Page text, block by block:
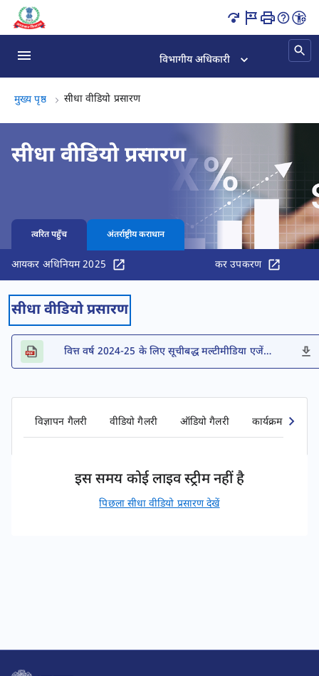
सीधा वीडियो प्रसारण पृष्ठ लोड हो गया
विभागीय अधिकारी
मुख्य पृष्ठ सीधा वीडियो प्रसारणसीधा वीडियो प्रसारण, (2 का 2)
सीधा वीडियो प्रसारण
त्वरित पहुँच अंतर्राष्ट्रीय कराधान
आयकर अधिनियम 2025 कर उपकरण
सीधा वीडियो प्रसारण
वित्त वर्ष 2024-25 के लिए सूचीबद्ध मल्टीमीडिया एजेंसियों की सूची
विज्ञापन गैलरी वीडियो गैलरी ऑडियो गैलरी कार्यक्रम गैलरी
इस समय कोई लाइव स्ट्रीम नहीं है
पिछला सीधा वीडियो प्रसारण देखें